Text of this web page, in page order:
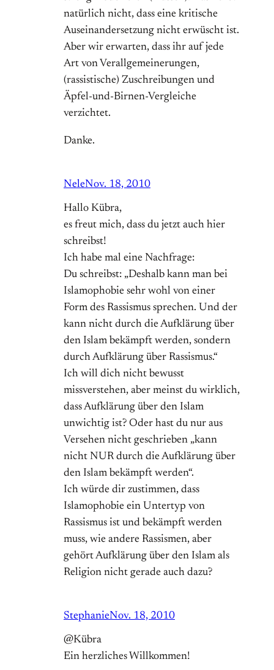
natürlich nicht, dass eine kritische
Auseinandersetzung nicht erwüscht ist.
Aber wir erwarten, dass ihr auf jede
Art von Verallgemeinerungen,
(rassistische) Zuschreibungen und
Äpfel-und-Birnen-Vergleiche
verzichtet.
Danke.
NeleNov. 18, 2010
Hallo Kübra,
es freut mich, dass du jetzt auch hier
schreibst!
Ich habe mal eine Nachfrage:
Du schreibst: „Deshalb kann man bei
Islamophobie sehr wohl von einer
Form des Rassismus sprechen. Und der
kann nicht durch die Aufklärung über
den Islam bekämpft werden, sondern
durch Aufklärung über Rassismus.“
Ich will dich nicht bewusst
missverstehen, aber meinst du wirklich,
dass Aufklärung über den Islam
unwichtig ist? Oder hast du nur aus
Versehen nicht geschrieben „kann
nicht NUR durch die Aufklärung über
den Islam bekämpft werden“.
Ich würde dir zustimmen, dass
Islamophobie ein Untertyp von
Rassismus ist und bekämpft werden
muss, wie andere Rassismen, aber
gehört Aufklärung über den Islam als
Religion nicht gerade auch dazu?
StephanieNov. 18, 2010
@Kübra
Ein herzliches Willkommen!